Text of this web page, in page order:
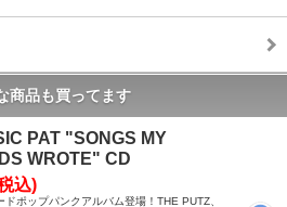
商品も買ってます
PAT "SONGS MY
WROTE" CD
込)
ドポップパンクアルバム登場！THE PUTZ、